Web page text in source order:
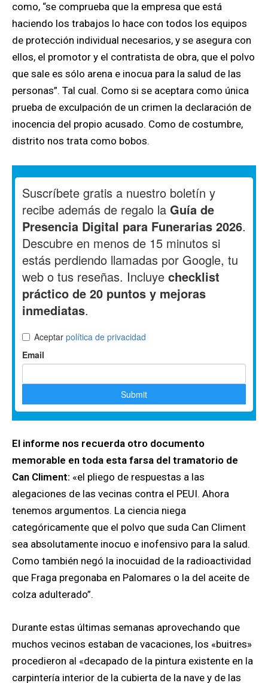
como, “se comprueba que la empresa que está
haciendo los trabajos lo hace con todos los equipos
de protección individual necesarios, y se asegura con
ellos, el promotor y el contratista de obra, que el polvo
que sale es sólo arena e inocua para la salud de las
personas”. Tal cual. Como si se aceptara como única
prueba de exculpación de un crimen la declaración de
inocencia del propio acusado. Como de costumbre,
distrito nos trata como bobos.
El informe nos recuerda otro documento
memorable en toda esta farsa del tramatorio de
Can Climent: «el pliego de respuestas a las
alegaciones de las vecinas contra el PEUI. Ahora
tenemos argumentos. La ciencia niega
categóricamente que el polvo que suda Can Climent
sea absolutamente inocuo e inofensivo para la salud.
Como también negó la inocuidad de la radioactividad
que Fraga pregonaba en Palomares o la del aceite de
colza adulterado”.
Durante estas últimas semanas aprovechando que
muchos vecinos estaban de vacaciones, los «buitres»
procedieron al «decapado de la pintura existente en la
carpintería interior de la cubierta de la nave y de las